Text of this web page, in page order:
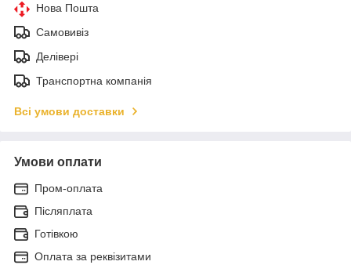
Нова Пошта
Самовивіз
Делівері
Транспортна компанія
Всі умови доставки
Умови оплати
Пром-оплата
Післяплата
Готівкою
Оплата за реквізитами